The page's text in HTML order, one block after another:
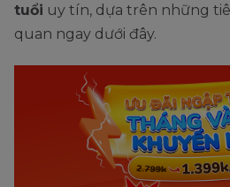
tuổi uy tín, dựa trên những
quan ngay dưới đây.